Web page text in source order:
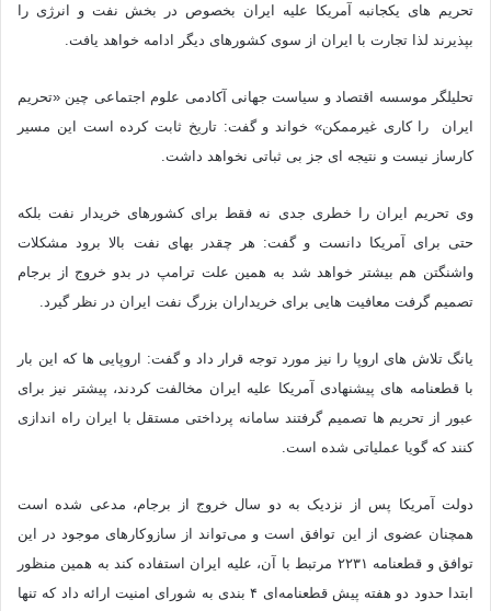
تحریم های یکجانبه آمریکا علیه ایران بخصوص در بخش نفت و انرژی را
بپذیرند لذا تجارت با ایران از سوی کشورهای دیگر ادامه خواهد یافت.
تحلیلگر موسسه اقتصاد و سیاست جهانی آکادمی علوم اجتماعی چین «تحریم
ایران را کاری غیرممکن» خواند و گفت: تاریخ ثابت کرده است این مسیر
کارساز نیست و نتیجه ای جز بی ثباتی نخواهد داشت.
وی تحریم ایران را خطری جدی نه فقط برای کشورهای خریدار نفت بلکه
حتی برای آمریکا دانست و گفت: هر چقدر بهای نفت بالا برود مشکلات
واشنگتن هم بیشتر خواهد شد به همین علت ترامپ در بدو خروج از برجام
تصمیم گرفت معافیت هایی برای خریداران بزرگ نفت ایران در نظر گیرد.
یانگ تلاش های اروپا را نیز مورد توجه قرار داد و گفت: اروپایی ها که این بار
با قطعنامه های پیشنهادی آمریکا علیه ایران مخالفت کردند، پیشتر نیز برای
عبور از تحریم ها تصمیم گرفتند سامانه پرداختی مستقل با ایران راه اندازی
کنند که گویا عملیاتی شده است.
دولت آمریکا پس از نزدیک به دو سال خروج از برجام، مدعی شده است
همچنان عضوی از این توافق است و می‌تواند از سازوکارهای موجود در این
توافق و قطعنامه ۲۲۳۱ مرتبط با آن، علیه ایران استفاده کند به همین منظور
ابتدا حدود دو هفته پیش قطعنامه‌ای ۴ بندی به شورای امنیت ارائه داد که تنها